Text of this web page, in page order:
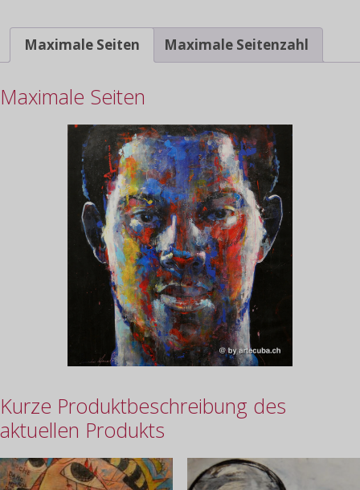
Maximale Seiten Maximale Seitenzahl
Maximale Seiten
Kurze Produktbeschreibung des
aktuellen Produkts